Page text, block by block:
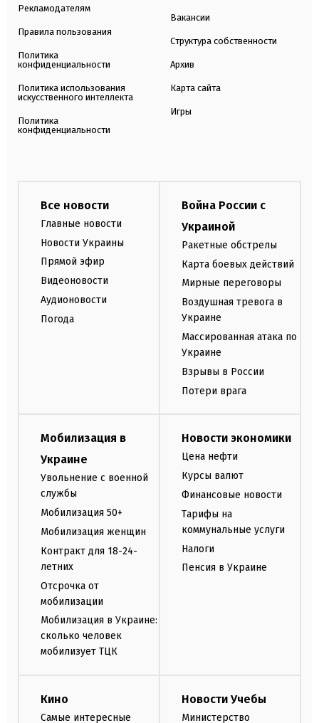
Рекламодателям
Правила пользования
Политика
конфиденциальности
Политика использования
искусственного интеллекта
Политика
конфиденциальности
Вакансии
Структура собственности
Архив
Карта сайта
Игры
Все новости
Главные новости
Новости Украины
Прямой эфир
Видеоновости
Аудионовости
Погода
Война России с
Украиной
Ракетные обстрелы
Карта боевых действий
Мирные переговоры
Воздушная тревога в
Украине
Массированная атака по
Украине
Взрывы в России
Потери врага
Мобилизация в
Украине
Увольнение с военной
службы
Мобилизация 50+
Мобилизация женщин
Контракт для 18-24-
летних
Отсрочка от
мобилизации
Мобилизация в Украине:
сколько человек
мобилизует ТЦК
Новости экономики
Цена нефти
Курсы валют
Финансовые новости
Тарифы на
коммунальные услуги
Налоги
Пенсия в Украине
Кино
Самые интересные
Новости Учебы
Министерство